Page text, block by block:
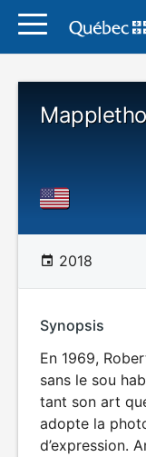
2018
Synopsis
En 1969,
sans le sou
tant son art
adopte la
d’expression.